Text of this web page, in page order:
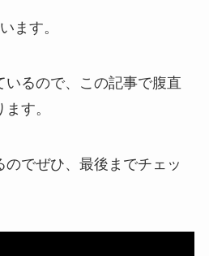
ます。
いるので、この記事で腹直
す。
でぜひ、最後までチェッ